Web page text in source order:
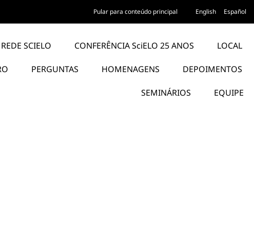
Pular para conteúdo principal English Español
SCIELO CONFERÊNCIA SciELO 25 ANOS LOCAL
PERGUNTAS HOMENAGENS DEPOIMENTOS
SEMINÁRIOS EQUIPE